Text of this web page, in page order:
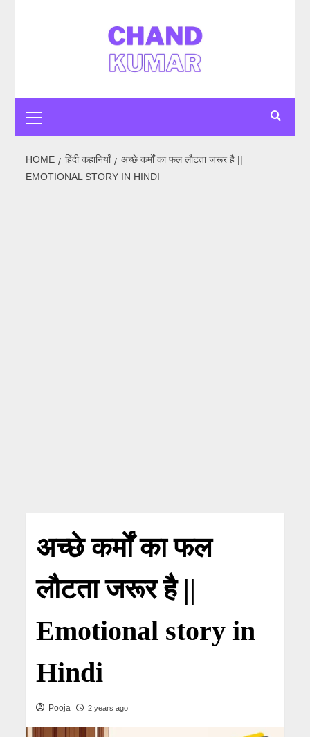
Menu
HOME हिंदी कहानियाँ
अच्छे कर्मों का फल लौटता जरूर है ||
EMOTIONAL STORY IN HINDI
अच्छे कर्मों का फल
लौटता जरूर है ||
Emotional story in
Hindi
Pooja 2 years ago